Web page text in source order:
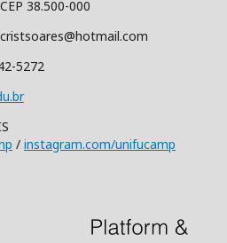
38.500-000
cristsoares@hotmail.com
5272
/ instagram.com/unifucamp